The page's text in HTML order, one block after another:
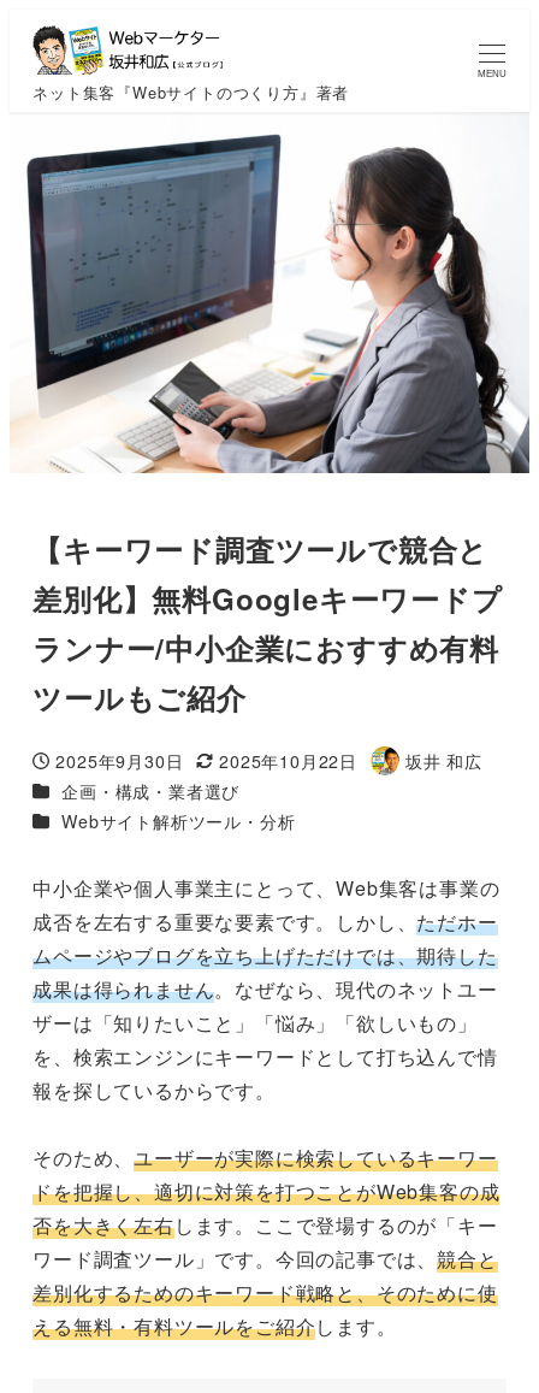
ネット集客『Webサイトのつくり方』著者
MENU
【キーワード調査ツールで競合と
差別化】無料Googleキーワードプ
ランナー/中小企業におすすめ有料
ツールもご紹介
投稿日
2025年9月30日
更新日
2025年10月22日
著
坂井 和広
カテゴリー
企画・構成・業者選び
カテゴリー
Webサイト解析ツール・分析
中小企業や個人事業主にとって、Web集客は事業の
成否を左右する重要な要素です。しかし、ただホー
ムページやブログを立ち上げただけでは、期待した
成果は得られません。なぜなら、現代のネットユー
ザーは「知りたいこと」「悩み」「欲しいもの」
を、検索エンジンにキーワードとして打ち込んで情
報を探しているからです。
そのため、ユーザーが実際に検索しているキーワー
ドを把握し、適切に対策を打つことがWeb集客の成
否を大きく左右します。ここで登場するのが「キー
ワード調査ツール」です。今回の記事では、競合と
差別化するためのキーワード戦略と、そのために使
える無料・有料ツールをご紹介します。